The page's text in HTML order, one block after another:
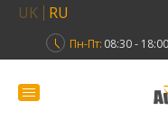
UK RU
Пн-Пт: 08:30 - 18:00